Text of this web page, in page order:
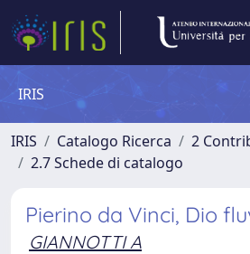
IRIS
IRIS Catalogo Ricerca
2
2.7 Schede di catalogo
Pierino da Vinci, Dio
GIANNOTTI A